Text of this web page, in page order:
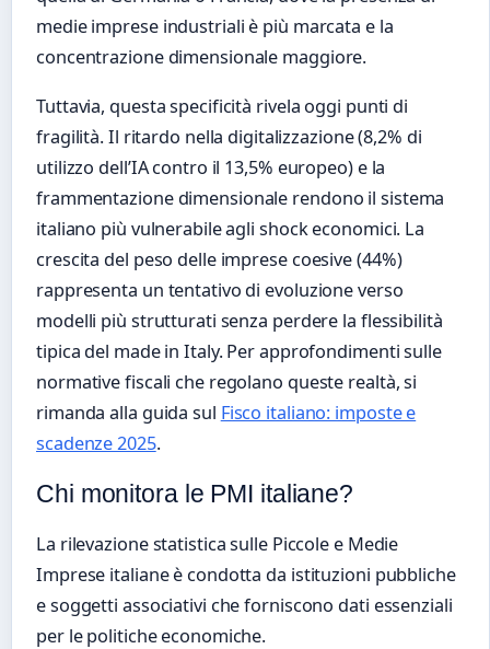
medie imprese industriali è più marcata e la
concentrazione dimensionale maggiore.
Tuttavia, questa specificità rivela oggi punti di
fragilità. Il ritardo nella digitalizzazione (8,2% di
utilizzo dell’IA contro il 13,5% europeo) e la
frammentazione dimensionale rendono il sistema
italiano più vulnerabile agli shock economici. La
crescita del peso delle imprese coesive (44%)
rappresenta un tentativo di evoluzione verso
modelli più strutturati senza perdere la flessibilità
tipica del made in Italy. Per approfondimenti sulle
normative fiscali che regolano queste realtà, si
rimanda alla guida sul Fisco italiano: imposte e
scadenze 2025.
Chi monitora le PMI italiane?
La rilevazione statistica sulle Piccole e Medie
Imprese italiane è condotta da istituzioni pubbliche
e soggetti associativi che forniscono dati essenziali
per le politiche economiche.